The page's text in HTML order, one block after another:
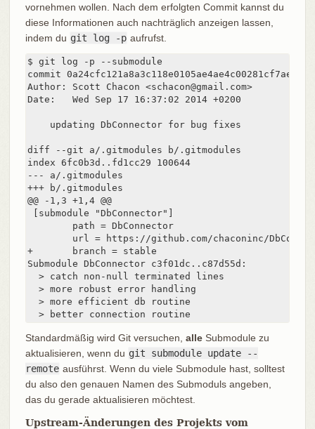
vornehmen wollen. Nach dem erfolgten Commit kannst du
diese Informationen auch nachträglich anzeigen lassen,
indem du git log -p aufrufst.
$ git log -p --submodule
commit 0a24cfc121a8a3c118e0105ae4ae4c00281cf7ae
Author: Scott Chacon <schacon@gmail.com>
Date:   Wed Sep 17 16:37:02 2014 +0200
    updating DbConnector for bug fixes
diff --git a/.gitmodules b/.gitmodules
index 6fc0b3d..fd1cc29 100644
--- a/.gitmodules
+++ b/.gitmodules
@@ -1,3 +1,4 @@
[submodule "DbConnector"]
        path = DbConnector
url = https://github.com/chaconinc/
+       branch = stable
Submodule DbConnector c3f01dc..c87d55d:
  > catch non-null terminated lines
  > more robust error handling
  > more efficient db routine
  > better connection routine
Standardmäßig wird Git versuchen, alleSubmodule zu
aktualisieren, wenn du git submodule update --
remote ausführst. Wenn du viele Submodule hast, solltest
du also den genauen Namen des Submoduls angeben,
das du gerade aktualisieren möchtest.
Upstream-Änderungen des Projekts vom